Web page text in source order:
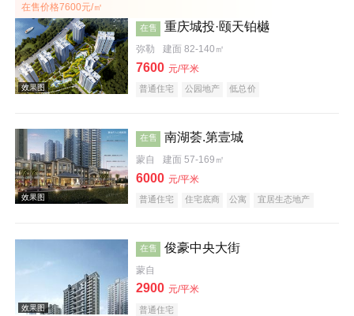
效果图
效果图
在售价格7600元/㎡
在售 重庆城投·颐天铂樾
弥勒 建面 82-140㎡
7600 元/平米
普通住宅 公园地产 低总价
在售 南湖荟.第壹城
蒙自 建面 57-169㎡
6000 元/平米
普通住宅 住宅底商 公寓 宜居生态地产
在售 俊豪中央大街
蒙自
2900 元/平米
普通住宅